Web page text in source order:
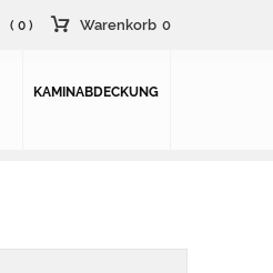
( 0 ) Warenkorb 0
KAMINABDECKUNG